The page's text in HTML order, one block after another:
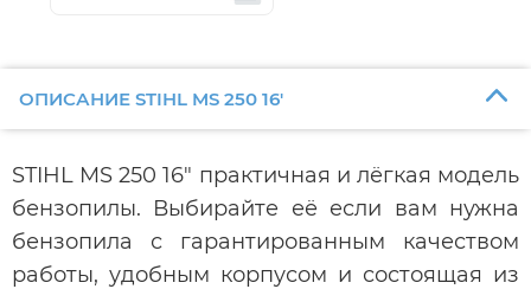
ОПИСАНИЕ STIHL MS 250 16'
STIHL MS 250 16" практичная и лёгкая модель
бензопилы. Выбирайте её если вам нужна
бензопила с гарантированным качеством
работы, удобным корпусом и состоящая из